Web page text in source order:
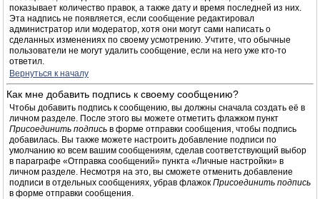
показывает количество правок, а также дату и время последней из них.
Эта надпись не появляется, если сообщение редактировал
администратор или модератор, хотя они могут сами написать о
сделанных изменениях по своему усмотрению. Учтите, что обычные
пользователи не могут удалить сообщение, если на него уже кто-то
ответил.
Вернуться к началу
Как мне добавить подпись к своему сообщению?
Чтобы добавить подпись к сообщению, вы должны сначала создать её в
личном разделе. После этого вы можете отметить флажком пункт
Присоединить подпись в форме отправки сообщения, чтобы подпись
добавилась. Вы также можете настроить добавление подписи по
умолчанию ко всем вашим сообщениям, сделав соответствующий выбор
в параграфе «Отправка сообщений» пункта «Личные настройки» в
личном разделе. Несмотря на это, вы сможете отменить добавление
подписи в отдельных сообщениях, убрав флажок Присоединить подпись
в форме отправки сообщения.